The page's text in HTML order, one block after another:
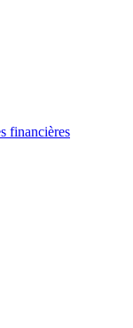
financières